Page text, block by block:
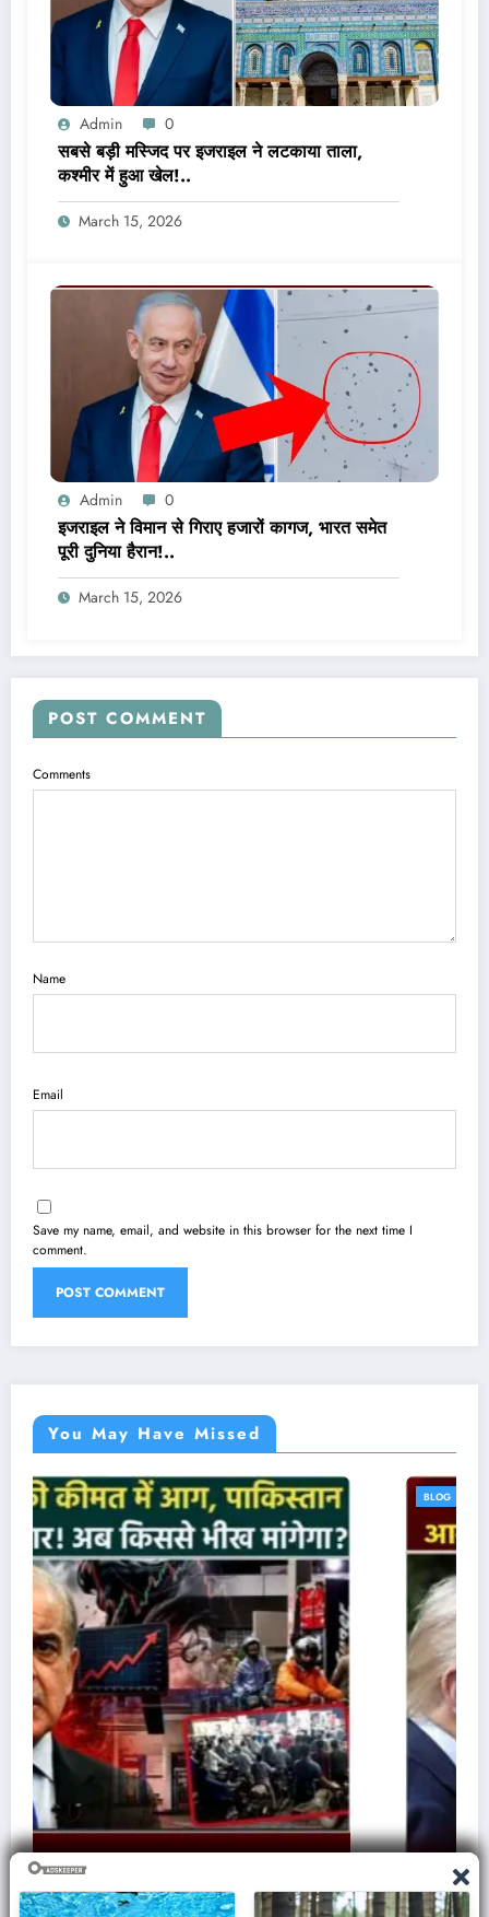
Admin 0
सबसे बड़ी मस्जिद पर इजराइल ने लटकाया ताला,
कश्मीर में हुआ खेल!..
March 15, 2026
Admin 0
इजराइल ने विमान से गिराए हजारों कागज, भारत समेत
पूरी दुनिया हैरान!..
March 15, 2026
POST COMMENT
Comments
Name
Email
Save my name, email, and website in this browser for the next time I
comment.
You May Have Missed